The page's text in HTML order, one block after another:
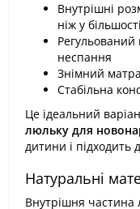
Внутрішні
ніж у
Регульований
неспання
Знімний
Стабільна
Це ідеальний
люльку для
дитини і підходить
Натуральні
Внутрішня частина